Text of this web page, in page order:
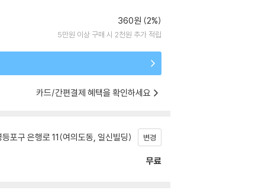
360원 (2%)
5만원 이상 구매 시 2천원 추가 적립
카드/간편결제 혜택을 확인하세요
포구 은행로 11(여의도동, 일신빌딩) 변경
무료